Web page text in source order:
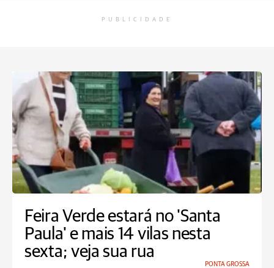
PUBLICIDADE
Feira Verde estará no 'Santa
Paula' e mais 14 vilas nesta
sexta; veja sua rua
PONTA GROSSA